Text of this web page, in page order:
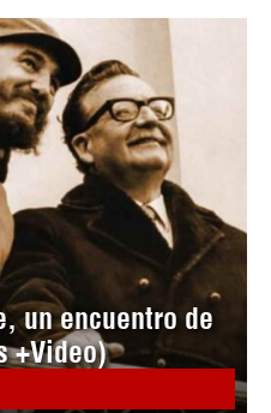
un encuentro de
+Video)